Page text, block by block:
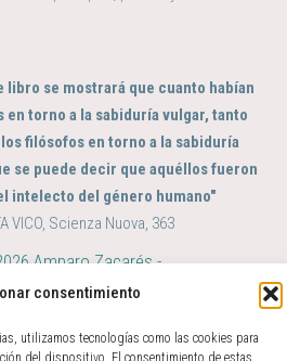
consentimiento
utilizamos tecnologías como las cookies para
del dispositivo. El consentimiento de estas
libro se mostrará que cuanto habían
torno a la sabiduría vulgar, tanto
filósofos en torno a la sabiduría
se puede decir que aquéllos fueron
intelecto del género humano"
VICO, Scienza Nuova, 363
Amparo Zacarés -
Cookies